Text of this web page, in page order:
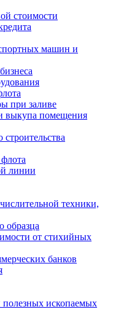
стоимости
машин и
при заливе
выкупа помещения
линии
техники,
образца
от стихийных
банков
ископаемых